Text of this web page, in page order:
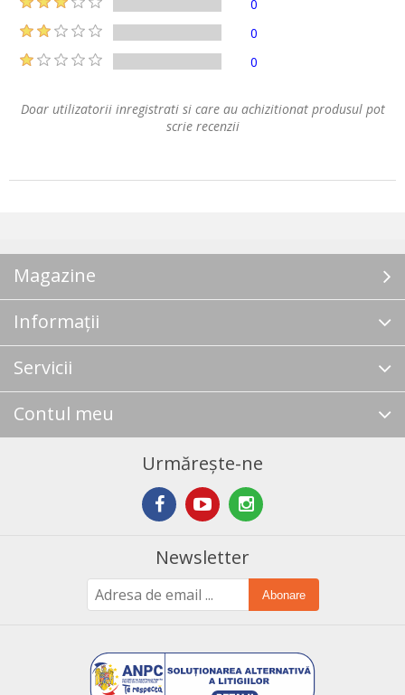
0
0
0
Doar utilizatorii inregistrati si care au achizitionat produsul pot
scrie recenzii
Magazine
Informații
Servicii
Contul meu
Urmărește-ne
Newsletter
Abonare